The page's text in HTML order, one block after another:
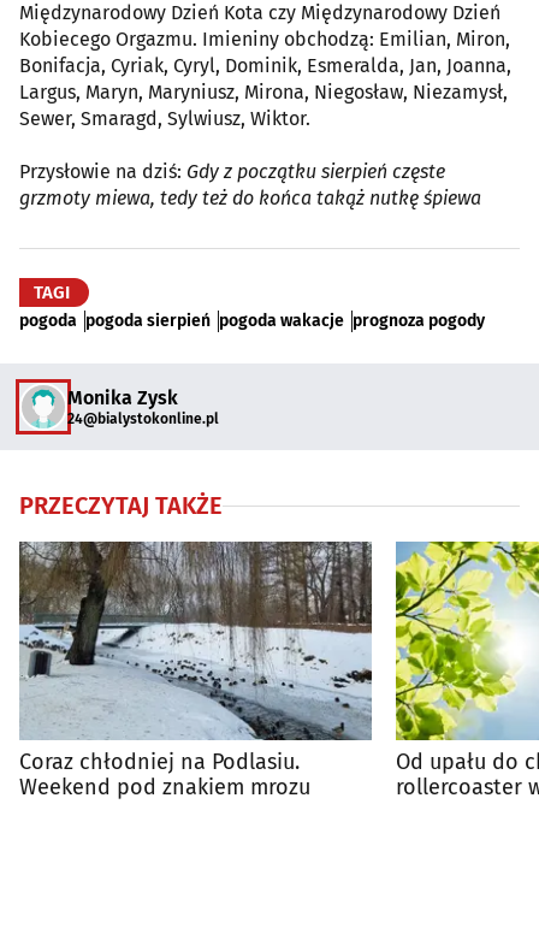
Międzynarodowy Dzień Kota czy Międzynarodowy Dzień
Kobiecego Orgazmu. Imieniny obchodzą: Emilian, Miron,
Bonifacja, Cyriak, Cyryl, Dominik, Esmeralda, Jan, Joanna,
Largus, Maryn, Maryniusz, Mirona, Niegosław, Niezamysł,
Sewer, Smaragd, Sylwiusz, Wiktor.
Przysłowie na dziś: Gdy z początku sierpień częste
grzmoty miewa, tedy też do końca takąż nutkę śpiewa
TAGI
pogoda pogoda sierpień pogoda wakacje prognoza pogody
Monika Zysk
24@bialystokonline.pl
PRZECZYTAJ TAKŻE
Coraz chłodniej na Podlasiu.
Weekend pod znakiem mrozu
Od upału do
rollercoaster